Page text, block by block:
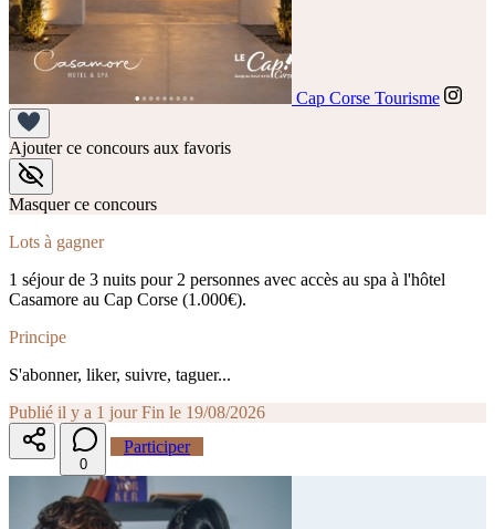
Cap Corse Tourisme
Ajouter ce concours aux favoris
Masquer ce concours
Lots à gagner
1 séjour de 3 nuits pour 2 personnes avec accès au spa à l'hôtel
Casamore au Cap Corse (1.000€).
Principe
S'abonner, liker, suivre, taguer...
Publié il y a 1 jour Fin le 19/08/2026
0
Participer